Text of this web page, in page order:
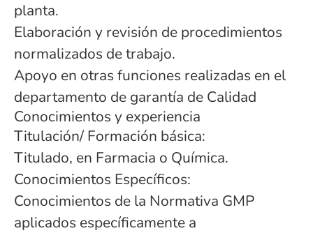
planta.
Elaboración y revisión de procedimientos
normalizados de trabajo.
Apoyo en otras funciones realizadas en el
departamento de garantía de Calidad
Conocimientos y experiencia
Titulación/ Formación básica:
Titulado, en Farmacia o Química.
Conocimientos Específicos:
Conocimientos de la Normativa GMP
aplicados específicamente a